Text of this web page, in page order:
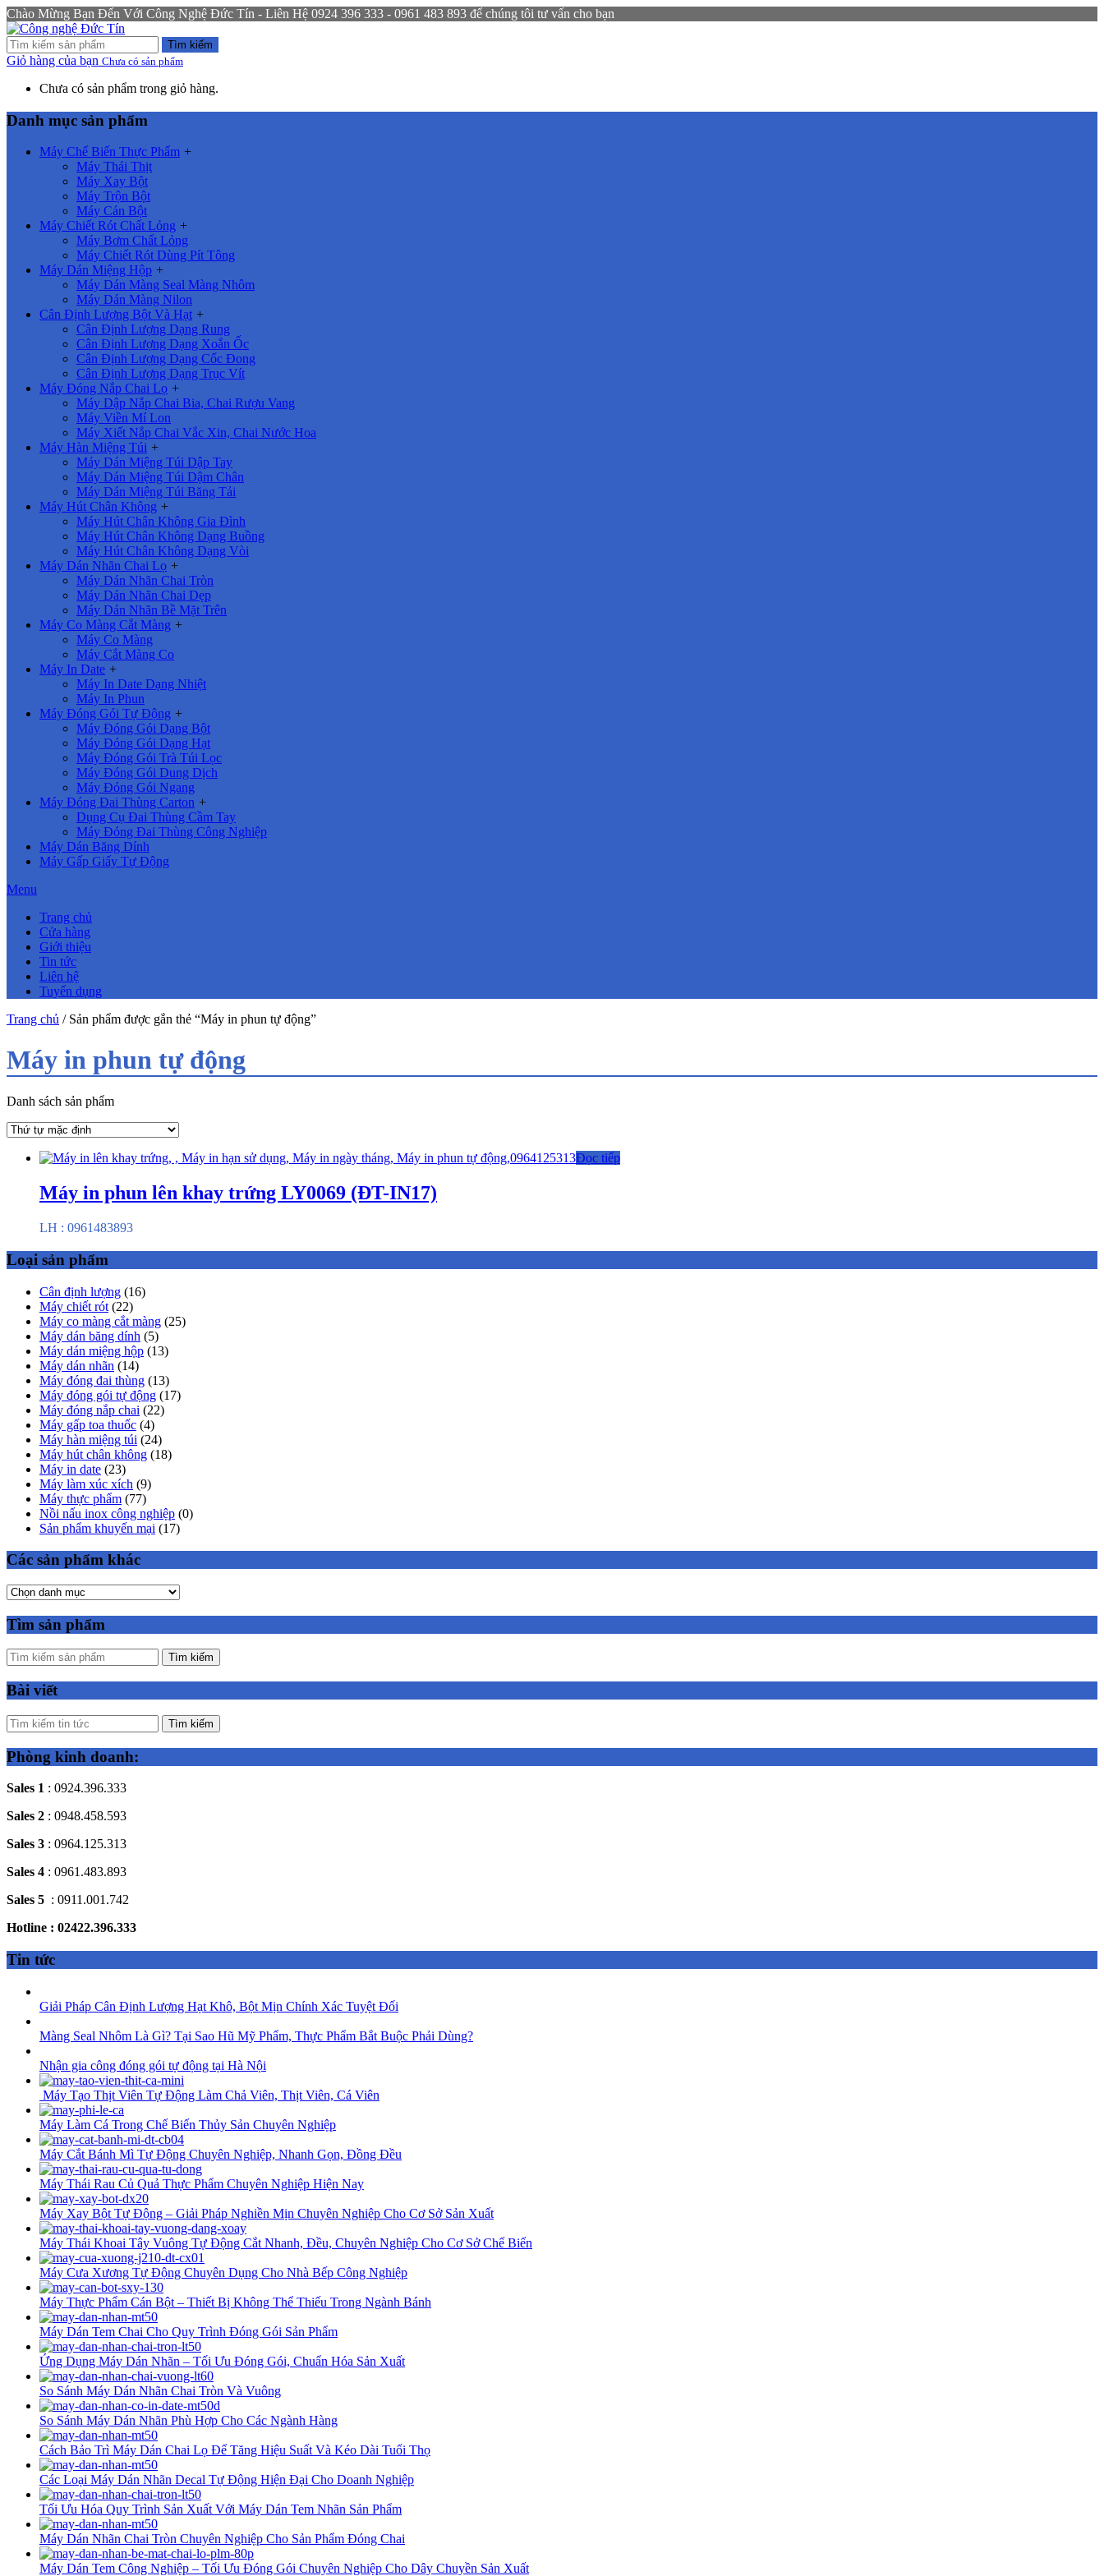
Chào Mừng Bạn Đến Với Công Nghệ Đức Tín - Liên Hệ 0924 396 333 - 0961 483 893 để chúng tôi tư vấn cho bạn
Tìm kiếm
Giỏ hàng của bạn Chưa có sản phẩm
Chưa có sản phẩm trong giỏ hàng.
Danh mục sản phẩm
Máy Chế Biến Thực Phẩm +
Máy Thái Thịt
Máy Xay Bột
Máy Trộn Bột
Máy Cán Bột
Máy Chiết Rót Chất Lỏng +
Máy Bơm Chất Lỏng
Máy Chiết Rót Dùng Pít Tông
Máy Dán Miệng Hộp +
Máy Dán Màng Seal Màng Nhôm
Máy Dán Màng Nilon
Cân Định Lượng Bột Và Hạt +
Cân Định Lượng Dạng Rung
Cân Định Lượng Dạng Xoắn Ốc
Cân Định Lượng Dạng Cốc Đong
Cân Định Lượng Dạng Trục Vít
Máy Đóng Nắp Chai Lọ +
Máy Dập Nắp Chai Bia, Chai Rượu Vang
Máy Viền Mí Lon
Máy Xiết Nắp Chai Vắc Xin, Chai Nước Hoa
Máy Hàn Miệng Túi +
Máy Dán Miệng Túi Dập Tay
Máy Dán Miệng Túi Dậm Chân
Máy Dán Miệng Túi Băng Tải
Máy Hút Chân Không +
Máy Hút Chân Không Gia Đình
Máy Hút Chân Không Dạng Buồng
Máy Hút Chân Không Dạng Vòi
Máy Dán Nhãn Chai Lọ +
Máy Dán Nhãn Chai Tròn
Máy Dán Nhãn Chai Dẹp
Máy Dán Nhãn Bề Mặt Trên
Máy Co Màng Cắt Màng +
Máy Co Màng
Máy Cắt Màng Co
Máy In Date +
Máy In Date Dạng Nhiệt
Máy In Phun
Máy Đóng Gói Tự Động +
Máy Đóng Gói Dạng Bột
Máy Đóng Gói Dạng Hạt
Máy Đóng Gói Trà Túi Lọc
Máy Đóng Gói Dung Dịch
Máy Đóng Gói Ngang
Máy Đóng Đai Thùng Carton +
Dụng Cụ Đai Thùng Cầm Tay
Máy Đóng Đai Thùng Công Nghiệp
Máy Dán Băng Dính
Máy Gấp Giấy Tự Động
Menu
Trang chủ
Cửa hàng
Giới thiệu
Tin tức
Liên hệ
Tuyển dụng
Trang chủ / Sản phẩm được gắn thẻ “Máy in phun tự động”
Máy in phun tự động
Danh sách sản phẩm
Đọc tiếp
Máy in phun lên khay trứng LY0069 (ĐT-IN17)
LH : 0961483893
Loại sản phẩm
Cân định lượng (16)
Máy chiết rót (22)
Máy co màng cắt màng (25)
Máy dán băng dính (5)
Máy dán miệng hộp (13)
Máy dán nhãn (14)
Máy đóng đai thùng (13)
Máy đóng gói tự động (17)
Máy đóng nắp chai (22)
Máy gấp toa thuốc (4)
Máy hàn miệng túi (24)
Máy hút chân không (18)
Máy in date (23)
Máy làm xúc xích (9)
Máy thực phẩm (77)
Nồi nấu inox công nghiệp (0)
Sản phẩm khuyến mại (17)
Các sản phẩm khác
Tìm sản phẩm
Tìm kiếm
Bài viết
Tìm kiếm
Phòng kinh doanh:
Sales 1 : 0924.396.333
Sales 2 : 0948.458.593
Sales 3 : 0964.125.313
Sales 4 : 0961.483.893
Sales 5 : 0911.001.742
Hotline : 02422.396.333
Tin tức
Giải Pháp Cân Định Lượng Hạt Khô, Bột Mịn Chính Xác Tuyệt Đối
Màng Seal Nhôm Là Gì? Tại Sao Hũ Mỹ Phẩm, Thực Phẩm Bắt Buộc Phải Dùng?
Nhận gia công đóng gói tự động tại Hà Nội
Máy Tạo Thịt Viên Tự Động Làm Chả Viên, Thịt Viên, Cá Viên
Máy Làm Cá Trong Chế Biến Thủy Sản Chuyên Nghiệp
Máy Cắt Bánh Mì Tự Động Chuyên Nghiệp, Nhanh Gọn, Đồng Đều
Máy Thái Rau Củ Quả Thực Phẩm Chuyên Nghiệp Hiện Nay
Máy Xay Bột Tự Động – Giải Pháp Nghiền Mịn Chuyên Nghiệp Cho Cơ Sở Sản Xuất
Máy Thái Khoai Tây Vuông Tự Động Cắt Nhanh, Đều, Chuyên Nghiệp Cho Cơ Sở Chế Biến
Máy Cưa Xương Tự Động Chuyên Dụng Cho Nhà Bếp Công Nghiệp
Máy Thực Phẩm Cán Bột – Thiết Bị Không Thể Thiếu Trong Ngành Bánh
Máy Dán Tem Chai Cho Quy Trình Đóng Gói Sản Phẩm
Ứng Dụng Máy Dán Nhãn – Tối Ưu Đóng Gói, Chuẩn Hóa Sản Xuất
So Sánh Máy Dán Nhãn Chai Tròn Và Vuông
So Sánh Máy Dán Nhãn Phù Hợp Cho Các Ngành Hàng
Cách Bảo Trì Máy Dán Chai Lọ Để Tăng Hiệu Suất Và Kéo Dài Tuổi Thọ
Các Loại Máy Dán Nhãn Decal Tự Động Hiện Đại Cho Doanh Nghiệp
Tối Ưu Hóa Quy Trình Sản Xuất Với Máy Dán Tem Nhãn Sản Phẩm
Máy Dán Nhãn Chai Tròn Chuyên Nghiệp Cho Sản Phẩm Đóng Chai
Máy Dán Tem Công Nghiệp – Tối Ưu Đóng Gói Chuyên Nghiệp Cho Dây Chuyền Sản Xuất